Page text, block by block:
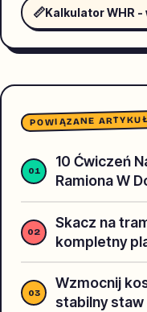
📏Kalkulator WHR
POWIĄZANE
10 Ćwiczeń
Ramiona W
Skacz na
kompletny
Wzmocnij
stabilny